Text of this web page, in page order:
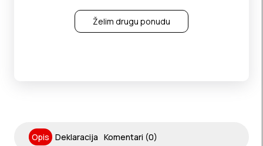
Želim drugu ponudu
Opis Deklaracija Komentari (0)